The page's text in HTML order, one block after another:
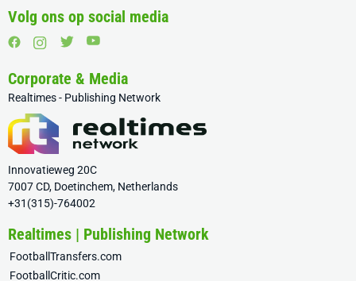
Volg ons op social media
Corporate & Media
Realtimes - Publishing Network
Innovatieweg 20C
7007 CD, Doetinchem, Netherlands
+31(315)-764002
Realtimes | Publishing Network
FootballTransfers.com
FootballCritic.com